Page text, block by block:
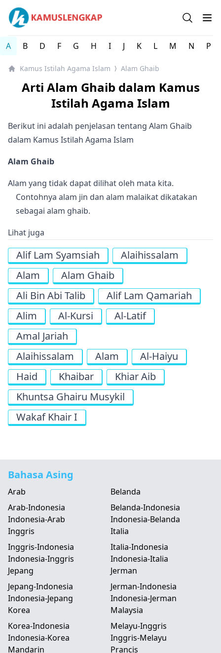
Kamus Istilah Agama Islam Lengkap
Open
A B D F G H I J K L M N P
Kamus Istilah Agama Islam ⟩ Alam Ghaib
Arti Alam Ghaib dalam Kamus
Istilah Agama Islam
Berikut ini adalah penjelasan tentang Alam Ghaib
dalam Kamus Istilah Agama Islam
Alam Ghaib
Alam yang tidak dapat dilihat oleh mata kita.
Contohnya alam jin dan alam malaikat dikatakan
sebagai alam ghaib.
Lihat juga
Alif Lam Syamsiah
Alaihissalam
Alam
Alam Ghaib
Ali Bin Abi Talib
Alif Lam Qamariah
Alim
Al-Kursi
Al-Latif
Amal Jariah
Alaihissalam
Alam
Al-Haiyu
Haid
Khaibar
Khiar Aib
Khuntsa Ghairu Musykil
Wakaf Khair I
Bahasa Asing
Arab
Arab-Indonesia
Indonesia-Arab
Belanda
Belanda-Indonesia
Indonesia-Belanda
Inggris
Inggris-Indonesia
Indonesia-Inggris
Italia
Italia-Indonesia
Indonesia-Italia
Jepang
Jepang-Indonesia
Indonesia-Jepang
Jerman
Jerman-Indonesia
Indonesia-Jerman
Korea
Korea-Indonesia
Indonesia-Korea
Malaysia
Melayu-Inggris
Inggris-Melayu
Mandarin
Prancis